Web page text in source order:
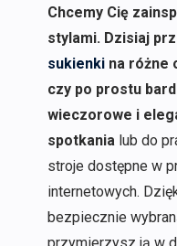
Chcemy Cię
stylami. Dzisiaj
sukienkina różne
czy po prostu
wieczorowe i
spotkania lub do
stroje dostępne w
internetowych.
bezpiecznie
przymierzysz ją w